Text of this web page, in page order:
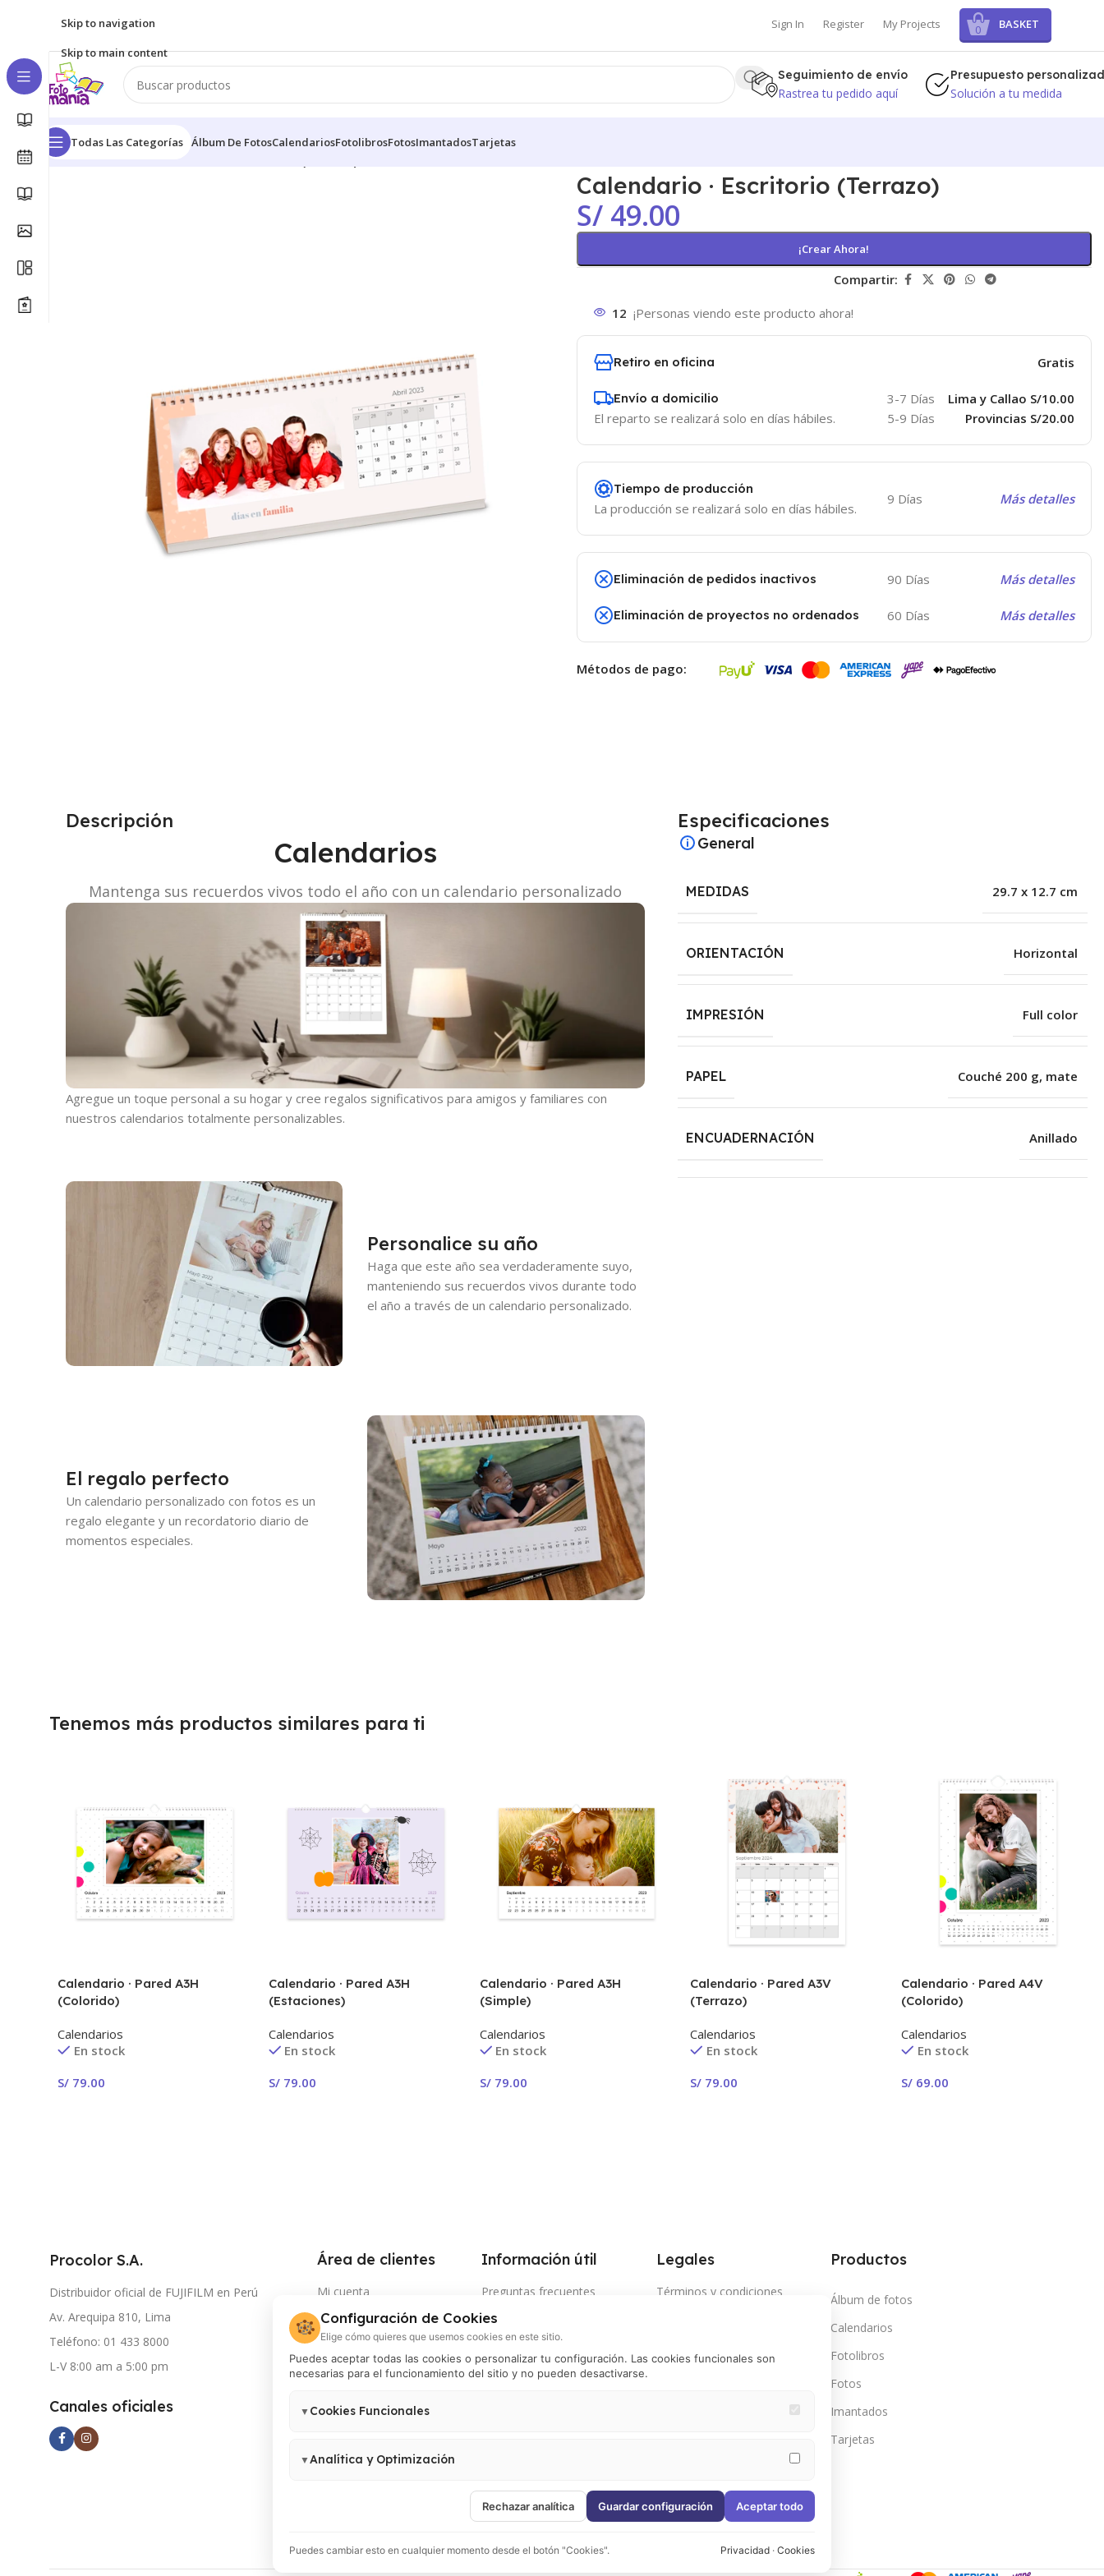
Sign In Register My Projects 0 BASKET
Skip to navigation
Skip to main content
Seguimiento de envío
Rastrea tu pedido aquí
Presupuesto
Solución a tu medida
Todas Las Categorías Álbum De FotosCalendariosFotolibrosFotosImantadosTarjetas
Inicio
Calendario · Escritorio (Terrazo)
S/49.00
¡Crear Ahora!
Compartir:
12 ¡Personas viendo este producto ahora!
Retiro en oficina Gratis
Envío a domicilio
El reparto se realizará solo en días hábiles.
3-7 Días
5-9 Días
Lima y Callao S/10.00
Provincias S/20.00
Tiempo de producción
La producción se realizará solo en días hábiles.
9 Días Más detalles
Eliminación de pedidos inactivos 90 Días Más detalles
Eliminación de proyectos no ordenados 60 Días Más detalles
Métodos de pago:
Descripción
Calendarios
Mantenga sus recuerdos vivos todo el año con un calendario personalizado
Agregue un toque personal a su hogar y cree regalos significativos para amigos y familiares con
nuestros calendarios totalmente personalizables.
Personalice su año
Haga que este año sea verdaderamente suyo,
manteniendo sus recuerdos vivos durante todo
el año a través de un calendario personalizado.
El regalo perfecto
Un calendario personalizado con fotos es un
regalo elegante y un recordatorio diario de
momentos especiales.
Especificaciones
General
MEDIDAS 29.7 x 12.7 cm
ORIENTACIÓN Horizontal
IMPRESIÓN Full color
PAPEL Couché 200 g, mate
ENCUADERNACIÓN Anillado
Tenemos más productos similares para ti
Calendario · Pared A3H
(Colorido)
Calendarios
En stock
S/ 79.00
Calendario · Pared A3H
(Estaciones)
Calendarios
En stock
S/79.00
Calendario · Pared A3H
(Simple)
Calendarios
En stock
S/79.00
Calendario · Pared A3V
(Terrazo)
Calendarios
En stock
S/ 79.00
Calendario · Pared A4V
(Colorido)
Calendarios
En stock
S/ 69.00
Procolor S.A.
Distribuidor oficial de FUJIFILM en Perú
Av. Arequipa 810, Lima
Teléfono: 01 433 8000
L-V 8:00 am a 5:00 pm
Canales oficiales
Área de clientes
Mi cuenta
Seguimiento de envío
Documentos electrónicos
Atención por WhatsApp
Contáctanos
Información útil
Preguntas frecuentes
Tiempo y cobertura de envíos
Legales
Términos y condiciones
Política de pago en cuotas
Productos
Álbum de fotos
Calendarios
Fotolibros
Fotos
Imantados
Tarjetas
🍪 Configuración de Cookies
Elige cómo quieres que usemos cookies en este sitio.
Puedes aceptar todas las cookies o personalizar tu configuración. Las cookies funcionales son
necesarias para el funcionamiento del sitio y no pueden desactivarse.
▼ Cookies Funcionales
no pueden desactivarse.
▼Analítica y Optimización
Analytics 4, Google Tag Manager y Meta Pixel.Rechazar analítica Guardar configuración Aceptar todo
Puedes cambiar esto en cualquier momento desde el botón "Cookies". Privacidad · Cookies